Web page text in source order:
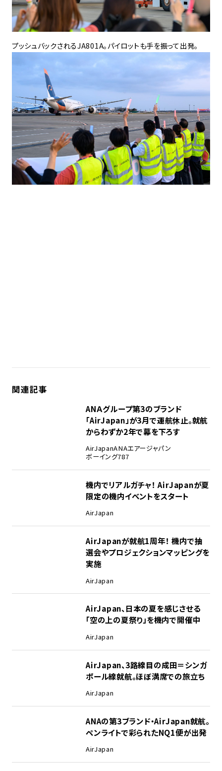
プッシュバックされるJA801A。パイロットも手を振って出発。
関連記事
ANＡグループ第3のブランド
「AirJapan」が3月で運航休止。就航
からわずか2年で幕を下ろす
AirJapanANAエアージャパン
ボーイング787
機内でリアルガチャ！ AirJapanが夏
限定の機内イベントをスタート
AirJapan
AirJapanが就航1周年！ 機内で抽
選会やプロジェクションマッピングを
実施
AirJapan
AirJapan、日本の夏を感じさせる
「空の上の夏祭り」を機内で開催中
AirJapan
AirJapan、3路線目の成田＝シンガ
ポール線就航。ほぼ満席での旅立ち
AirJapan
ANAの第3ブランド・AirJapan就航。
ペンライトで彩られたNQ1便が出発
AirJapan